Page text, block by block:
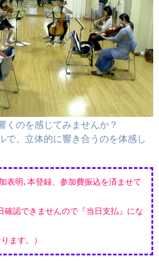
くのを感じてみませんか？
で、立体的に響き合うのを体感し
表明､本登録、参加費振込を済ませて
確認できませんので『当日支払』にな
ます。）